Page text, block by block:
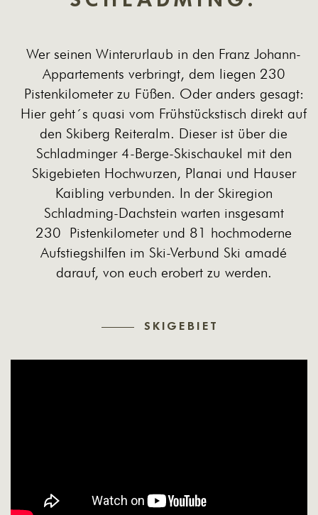
Wer seinen Winterurlaub in den Franz Johann-
Appartements verbringt, dem liegen 230
Pistenkilometer zu Füßen. Oder anders gesagt:
Hier geht´s quasi vom Frühstückstisch direkt auf
den Skiberg Reiteralm. Dieser ist über die
Schladminger 4-Berge-Skischaukel mit den
Skigebieten Hochwurzen, Planai und Hauser
Kaibling verbunden. In der Skiregion
Schladming-Dachstein warten insgesamt
230 Pistenkilometer und 81 hochmoderne
Aufstiegshilfen im Ski-Verbund Ski amadé
darauf, von euch erobert zu werden.
SKIGEBIET